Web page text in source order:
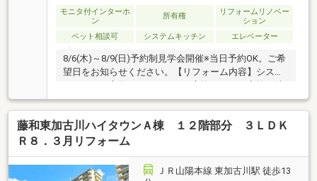
スクリーニング
モニタ付インターホ
ン
所有権
リフォームリノベー
ション
ペット相談可
システムキッチン エレベーター
8/6(木)～8/9(日)予約制見学会開催※当日予約OK。ご希
望日をお知らせください。【リフォーム内容】システ
面化粧台交換、給湯器交換、間取変更、室内ドア交
換、フローリング張替、シューズボックス交換、クロ
ス張替え【おすすめポイント】・本物件は条件により
住宅ローン減税が適用されます。・雨漏り、構造上主
いてお引渡しより２年間保証。【周辺施設】・野口小
藤和東加古川ハイタウンＡ棟 １２階部分 ３ＬＤＫ
Ｒ８．３月リフォーム
ＪＲ山陽本線 東加古川駅 徒歩13